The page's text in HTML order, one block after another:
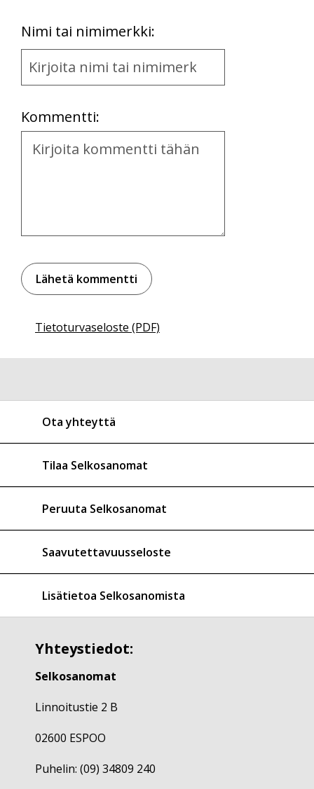
Nimi tai nimimerkki:
Name
and
Kommentti:
Kommentti
Tietoturvaseloste (PDF)
Ota yhteyttä
Tilaa Selkosanomat
Peruuta Selkosanomat
Saavutettavuusseloste
Lisätietoa Selkosanomista
Yhteystiedot:
Selkosanomat
Linnoitustie 2 B
02600 ESPOO
Puhelin: (09) 34809 240